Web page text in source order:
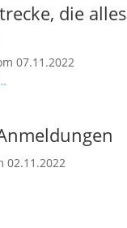
die alles
07.11.2022
02.11.2022